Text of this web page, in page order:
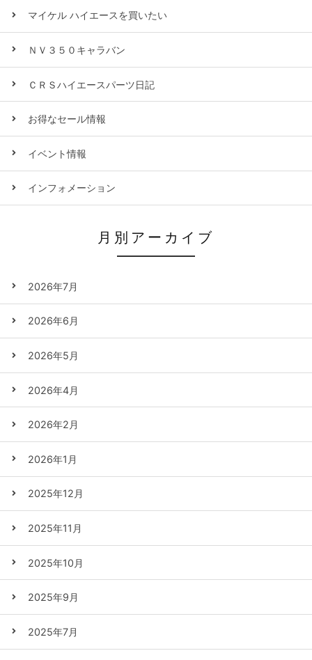
マイケル ハイエースを買いたい
ＮＶ３５０キャラバン
ＣＲＳハイエースパーツ日記
お得なセール情報
イベント情報
インフォメーション
月別アーカイブ
2026年7月
2026年6月
2026年5月
2026年4月
2026年2月
2026年1月
2025年12月
2025年11月
2025年10月
2025年9月
2025年7月